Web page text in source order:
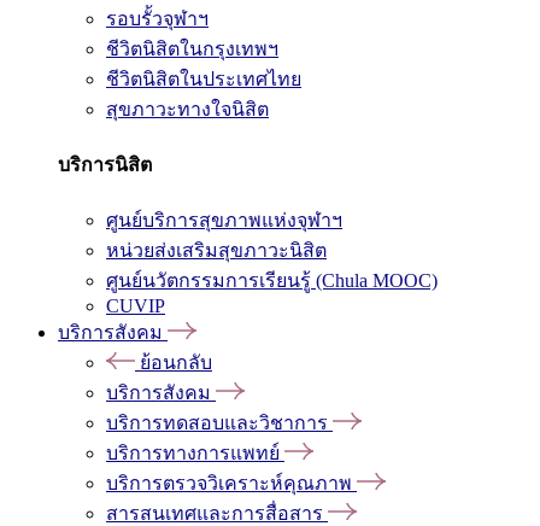
รอบรั้วจุฬาฯ
ชีวิตนิสิตในกรุงเทพฯ
ชีวิตนิสิตในประเทศไทย
สุขภาวะทางใจนิสิต
บริการนิสิต
ศูนย์บริการสุขภาพแห่งจุฬาฯ
หน่วยส่งเสริมสุขภาวะนิสิต
ศูนย์นวัตกรรมการเรียนรู้ (Chula MOOC)
CUVIP
บริการสังคม
ย้อนกลับ
บริการสังคม
บริการทดสอบและวิชาการ
บริการทางการแพทย์
บริการตรวจวิเคราะห์คุณภาพ
สารสนเทศและการสื่อสาร